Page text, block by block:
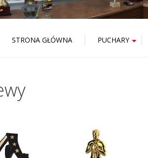
STRONA GŁÓWNA PUCHARY